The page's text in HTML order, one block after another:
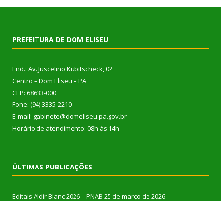
PREFEITURA DE DOM ELISEU
End.: Av. Juscelino Kubitscheck, 02
Centro – Dom Eliseu – PA
CEP: 68633-000
Fone: (94) 3335-2210
E-mail: gabinete@domeliseu.pa.gov.br
Horário de atendimento: 08h às 14h
ÚLTIMAS PUBLICAÇÕES
Editais Aldir Blanc 2026 – PNAB 25 de março de 2026